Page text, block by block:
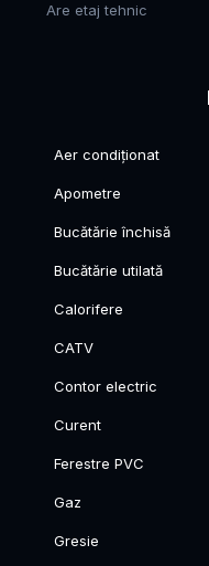
Are etaj tehnic
Aer condiționat
Apometre
Bucătărie închisă
Bucătărie utilată
Calorifere
CATV
Contor electric
Curent
Ferestre PVC
Gaz
Gresie